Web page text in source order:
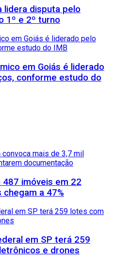
lidera disputa pelo
1º e 2º turno
em Goiás é liderado
conforme estudo do
487 imóveis em 22
a 47%
em SP terá 259
e drones